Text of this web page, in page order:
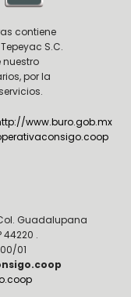
contiene
S.C.
nuestro
por la
www.buro.gob.mx
Guadalupana
.
01